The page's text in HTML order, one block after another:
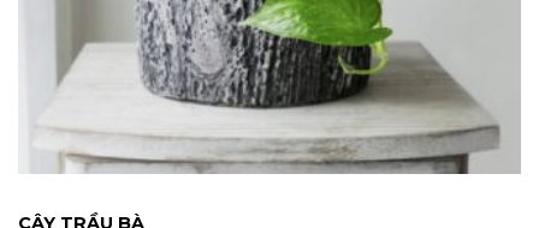
CÂY TRẦU BÀ